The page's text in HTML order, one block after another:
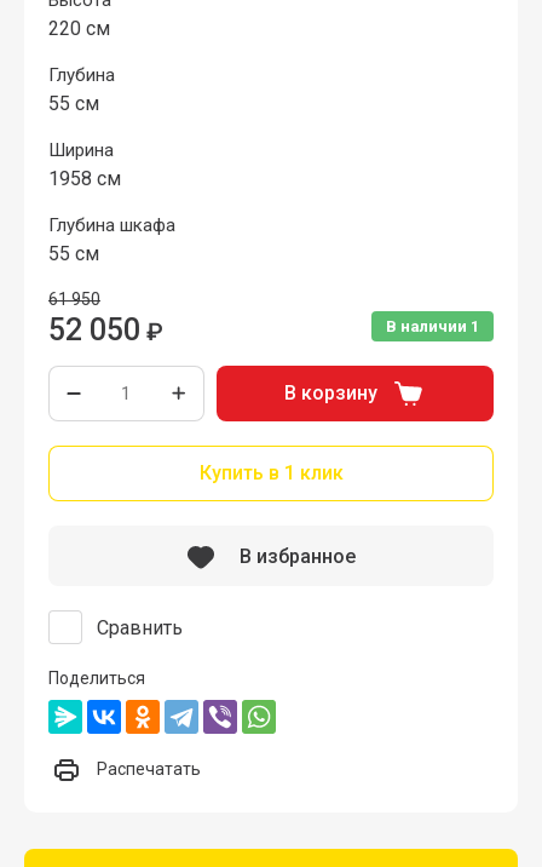
220 см
Глубина
55 см
Ширина
1958 см
Глубина шкафа
55 см
В наличии 1
61 950
52 050 ₽
В корзину
Купить в 1 клик
Сравнить
В избранное
Поделиться
Распечатать